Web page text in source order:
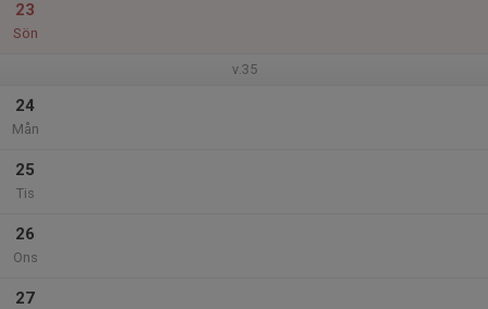
23
Sön
v.35
24
Mån
25
Tis
26
Ons
27